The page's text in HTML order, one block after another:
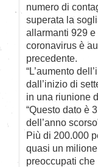
numero di
superata la
allarmanti 929
coronavirus è
precedente.
“L’aumento
dall’inizio di
in una riunione
“Questo dato è
dell’anno
Più di 200.000
quasi un
preoccupati